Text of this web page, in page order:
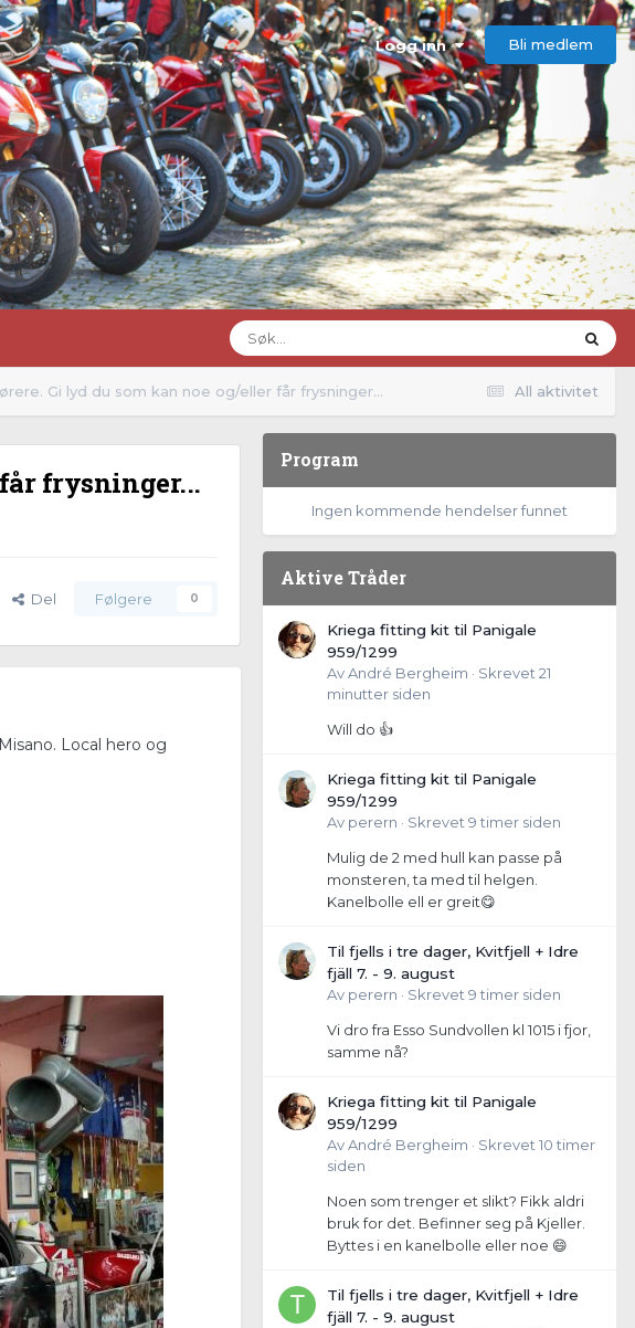
Logg inn Bli medlem
All aktivitet
Gi lyd du som kan noe og/eller får frysninger...
frysninger...
Del Følgere 0
Local hero og
Program
Ingen kommende hendelser funnet
Aktive Tråder
Kriega fitting kit til Panigale
959/1299
AvAndré Bergheim · Skrevet 21
minutter siden
Will do 👍
Kriega fitting kit til Panigale
959/1299
Av perern · Skrevet 9 timer siden
Mulig de 2 med hull kan passe på
monsteren, ta med til helgen.
Kanelbolle ell er greit😋
Til fjells i tre dager, Kvitfjell + Idre
fjäll 7. - 9. august
Av perern · Skrevet 9 timer siden
Vi dro fra Esso Sundvollen kl 1015 i fjor,
samme nå?
Kriega fitting kit til Panigale
959/1299
AvAndré Bergheim · Skrevet 10 timer
siden
Noen som trenger et slikt? Fikk aldri
bruk for det. Befinner seg på Kjeller.
Byttes i en kanelbolle eller noe 😄
Til fjells i tre dager, Kvitfjell + Idre
fjäll 7. - 9. august